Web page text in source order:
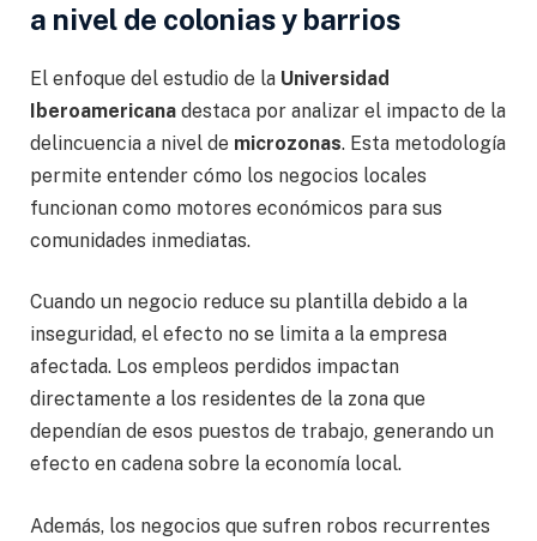
a nivel de colonias y barrios
El enfoque del estudio de la Universidad
Iberoamericana destaca por analizar el impacto de la
delincuencia a nivel de microzonas. Esta metodología
permite entender cómo los negocios locales
funcionan como motores económicos para sus
comunidades inmediatas.
Cuando un negocio reduce su plantilla debido a la
inseguridad, el efecto no se limita a la empresa
afectada. Los empleos perdidos impactan
directamente a los residentes de la zona que
dependían de esos puestos de trabajo, generando un
efecto en cadena sobre la economía local.
Además, los negocios que sufren robos recurrentes